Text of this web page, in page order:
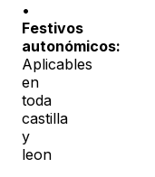
•
Festivos
autonómicos:
Aplicables
en
toda
castilla
y
leon